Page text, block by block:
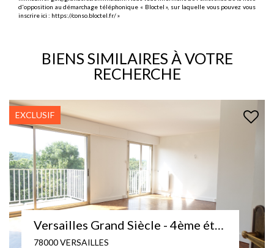
d'opposition au démarchage téléphonique « Bloctel », sur laquelle vous pouvez vous
inscrire ici : https://conso.bloctel.fr/»
BIENS SIMILAIRES À VOTRE
RECHERCHE
78000 VERSAILLES